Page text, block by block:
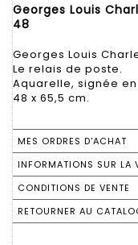
Georges Louis
48
Georges Louis
Le relais de poste.
Aquarelle, signée
48 x 65,5 cm.
MES ORDRES D'ACHAT
INFORMATIONS SUR LA
CONDITIONS DE VENTE
RETOURNER AU